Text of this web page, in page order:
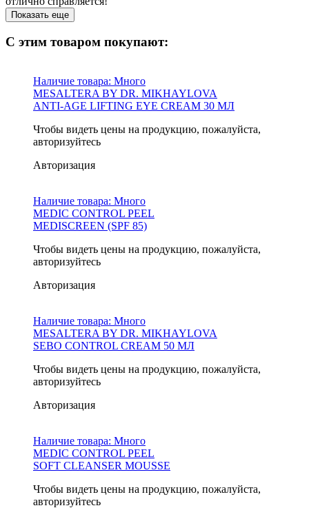
Показать еще
С этим товаром покупают:
Наличие товара: Много
MESALTERA BY DR. MIKHAYLOVA
ANTI-AGE LIFTING EYE CREAM 30 МЛ
Чтобы видеть цены на продукцию, пожалуйста,
авторизуйтесь
Авторизация
Наличие товара: Много
MEDIC CONTROL PEEL
MEDISCREEN (SPF 85)
Чтобы видеть цены на продукцию, пожалуйста,
авторизуйтесь
Авторизация
Наличие товара: Много
MESALTERA BY DR. MIKHAYLOVA
SEBO CONTROL CREAM 50 МЛ
Чтобы видеть цены на продукцию, пожалуйста,
авторизуйтесь
Авторизация
Наличие товара: Много
MEDIC CONTROL PEEL
SOFT CLEANSER MOUSSE
Чтобы видеть цены на продукцию, пожалуйста,
авторизуйтесь